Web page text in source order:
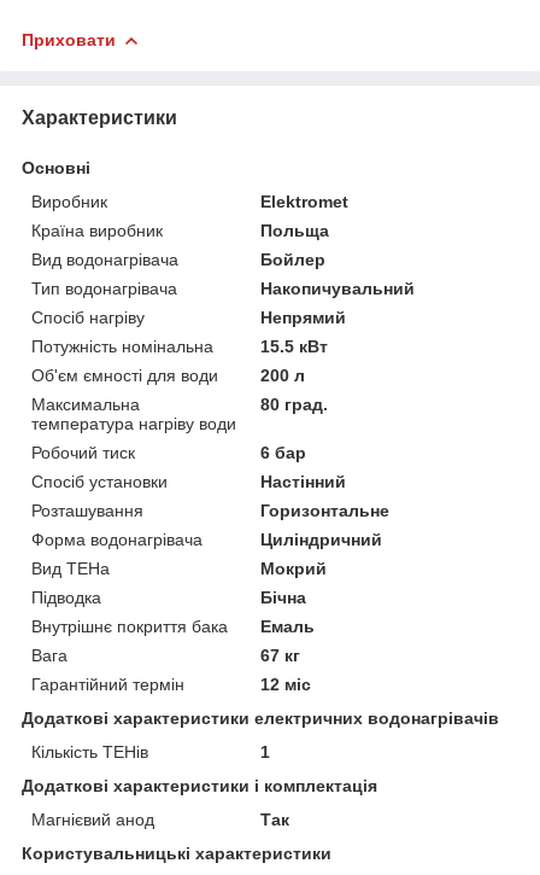
Приховати
Характеристики
Основні
Виробник
Elektromet
Країна виробник
Польща
Вид водонагрівача
Бойлер
Тип водонагрівача
Накопичувальний
Спосіб нагріву
Непрямий
Потужність номінальна
15.5 кВт
Об'єм ємності для води
200 л
Максимальна
температура нагріву води
80 град.
Робочий тиск
6 бар
Спосіб установки
Настінний
Розташування
Горизонтальне
Форма водонагрівача
Циліндричний
Вид ТЕНа
Мокрий
Підводка
Бічна
Внутрішнє покриття бака
Емаль
Вага
67 кг
Гарантійний термін
12 міс
Додаткові характеристики електричних водонагрівачів
Кількість ТЕНів
1
Додаткові характеристики і комплектація
Магнієвий анод
Так
Користувальницькі характеристики